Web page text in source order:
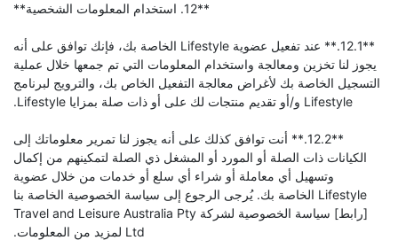
**12. استخدام المعلومات الشخصية**
**12.1.** عند تفعيل عضوية Lifestyle الخاصة بك، فإنك توافق على أنه
يجوز لنا تخزين ومعالجة واستخدام المعلومات التي تم جمعها خلال عملية
التسجيل الخاصة بك لأغراض معالجة التفعيل الخاص بك، والترويج لبرنامج
Lifestyle و/أو تقديم منتجات لك على أو ذات صلة بمزايا Lifestyle.
**12.2.** أنت توافق كذلك على أنه يجوز لنا تمرير معلوماتك إلى
الكيانات ذات الصلة أو المورد أو المشغل ذي الصلة لتمكينهم من إكمال
وتسهيل أي معاملة أو شراء أي سلع أو خدمات من خلال عضوية
Lifestyle الخاصة بك. يُرجى الرجوع إلى سياسة الخصوصية الخاصة بنا
[رابط] سياسة الخصوصية لشركة Travel and Leisure Australia Pty
Ltd لمزيد من المعلومات.